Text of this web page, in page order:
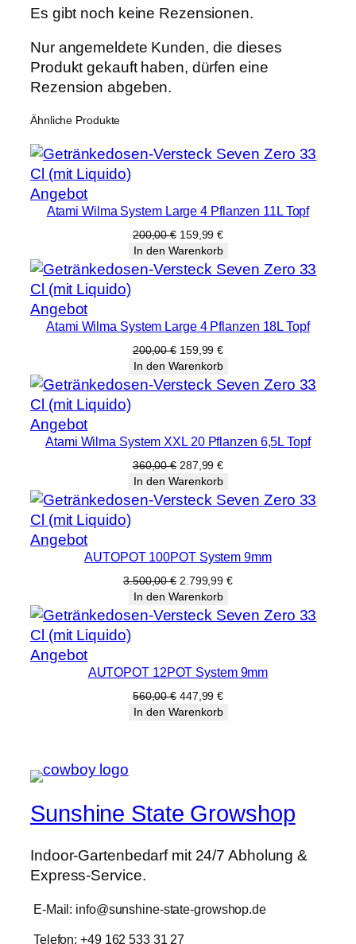
b
x
6
m
M
e
n
g
e
Es gibt noch keine Rezensionen.
Nur angemeldete Kunden, die dieses
Produkt gekauft haben, dürfen eine
Rezension abgeben.
Ähnliche Produkte
AngebotProdukt
im
Angebot
Atami Wilma System Large 4 Pflanzen 11L Topf
200,00€ Ursprünglicher
Preis
war:
200,00 €
159,99€Aktueller
Preis
ist:
159,99 €.
In den Warenkorb
AngebotProdukt
im
Angebot
Atami Wilma System Large 4 Pflanzen 18L Topf
200,00€ Ursprünglicher
Preis
war:
200,00 €
159,99€Aktueller
Preis
ist:
159,99 €.
In den Warenkorb
AngebotProdukt
im
Angebot
Atami Wilma System XXL 20 Pflanzen 6,5L Topf
360,00€ Ursprünglicher
Preis
war:
360,00 €
287,99€Aktueller
Preis
ist:
287,99 €.
In den Warenkorb
AngebotProdukt
im
Angebot
AUTOPOT 100POT System 9mm
3.500,00€ Ursprünglicher
Preis
war:
3.500,00 €
2.799,99€Aktueller
ist:
2.799,99 €.
In den Warenkorb
AngebotProdukt
im
Angebot
AUTOPOT 12POT System 9mm
560,00€ Ursprünglicher
Preis
447,99€Aktueller
Preis
In den Warenkorb
Sunshine State Growshop
Indoor-Gartenbedarf mit 24/7 Abholung &
Express-Service.
E-Mail: info@sunshine-state-growshop.de
Telefon: +49 162 533 31 27